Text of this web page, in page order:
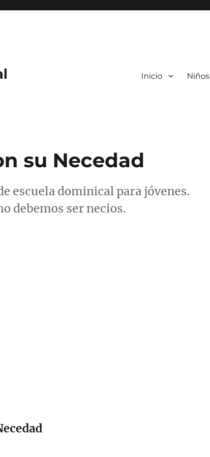
Inicio Niños
su Necedad
escuela dominical para jóvenes.
debemos ser necios.